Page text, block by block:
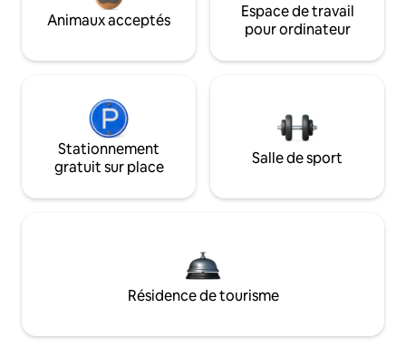
Animaux acceptés
Espace de travail
pour ordinateur
Stationnement
gratuit sur place
Salle de sport
Résidence de tourisme